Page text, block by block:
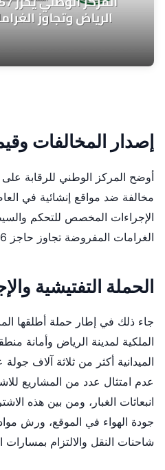
إصدار المخالفات
مخالفة ضد مواقع إنشائية في
الإجراءات المخصص للتحكم
الغرامات المفروضة تجاوز حاجز 16 مليون ريال.
الحملة التفتيشية
جاء ذلك في إطار حملة أطلقها
الملكية لمدينة الرياض وأمانة
الميدانية أكثر من ثلاثة آلاف
عدم امتثال عدد من المشاريع
انبعاثات الغبار، ومن بين هذه
جودة الهواء في الموقع، ورش
شاحنات النقل والالتزام بمسارات